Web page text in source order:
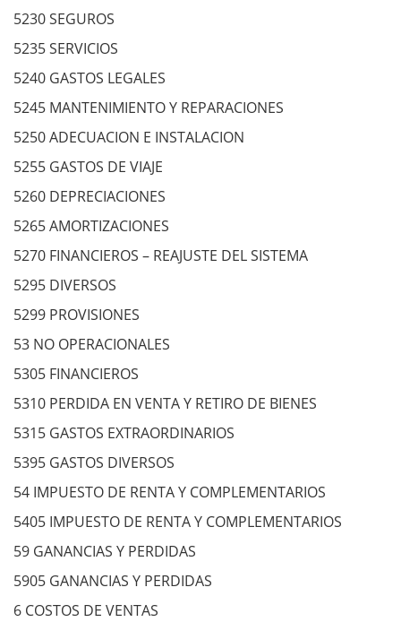
5230 SEGUROS
5235 SERVICIOS
5240 GASTOS LEGALES
5245 MANTENIMIENTO Y REPARACIONES
5250 ADECUACION E INSTALACION
5255 GASTOS DE VIAJE
5260 DEPRECIACIONES
5265 AMORTIZACIONES
5270 FINANCIEROS – REAJUSTE DEL SISTEMA
5295 DIVERSOS
5299 PROVISIONES
53 NO OPERACIONALES
5305 FINANCIEROS
5310 PERDIDA EN VENTA Y RETIRO DE BIENES
5315 GASTOS EXTRAORDINARIOS
5395 GASTOS DIVERSOS
54 IMPUESTO DE RENTA Y COMPLEMENTARIOS
5405 IMPUESTO DE RENTA Y COMPLEMENTARIOS
59 GANANCIAS Y PERDIDAS
5905 GANANCIAS Y PERDIDAS
6 COSTOS DE VENTAS